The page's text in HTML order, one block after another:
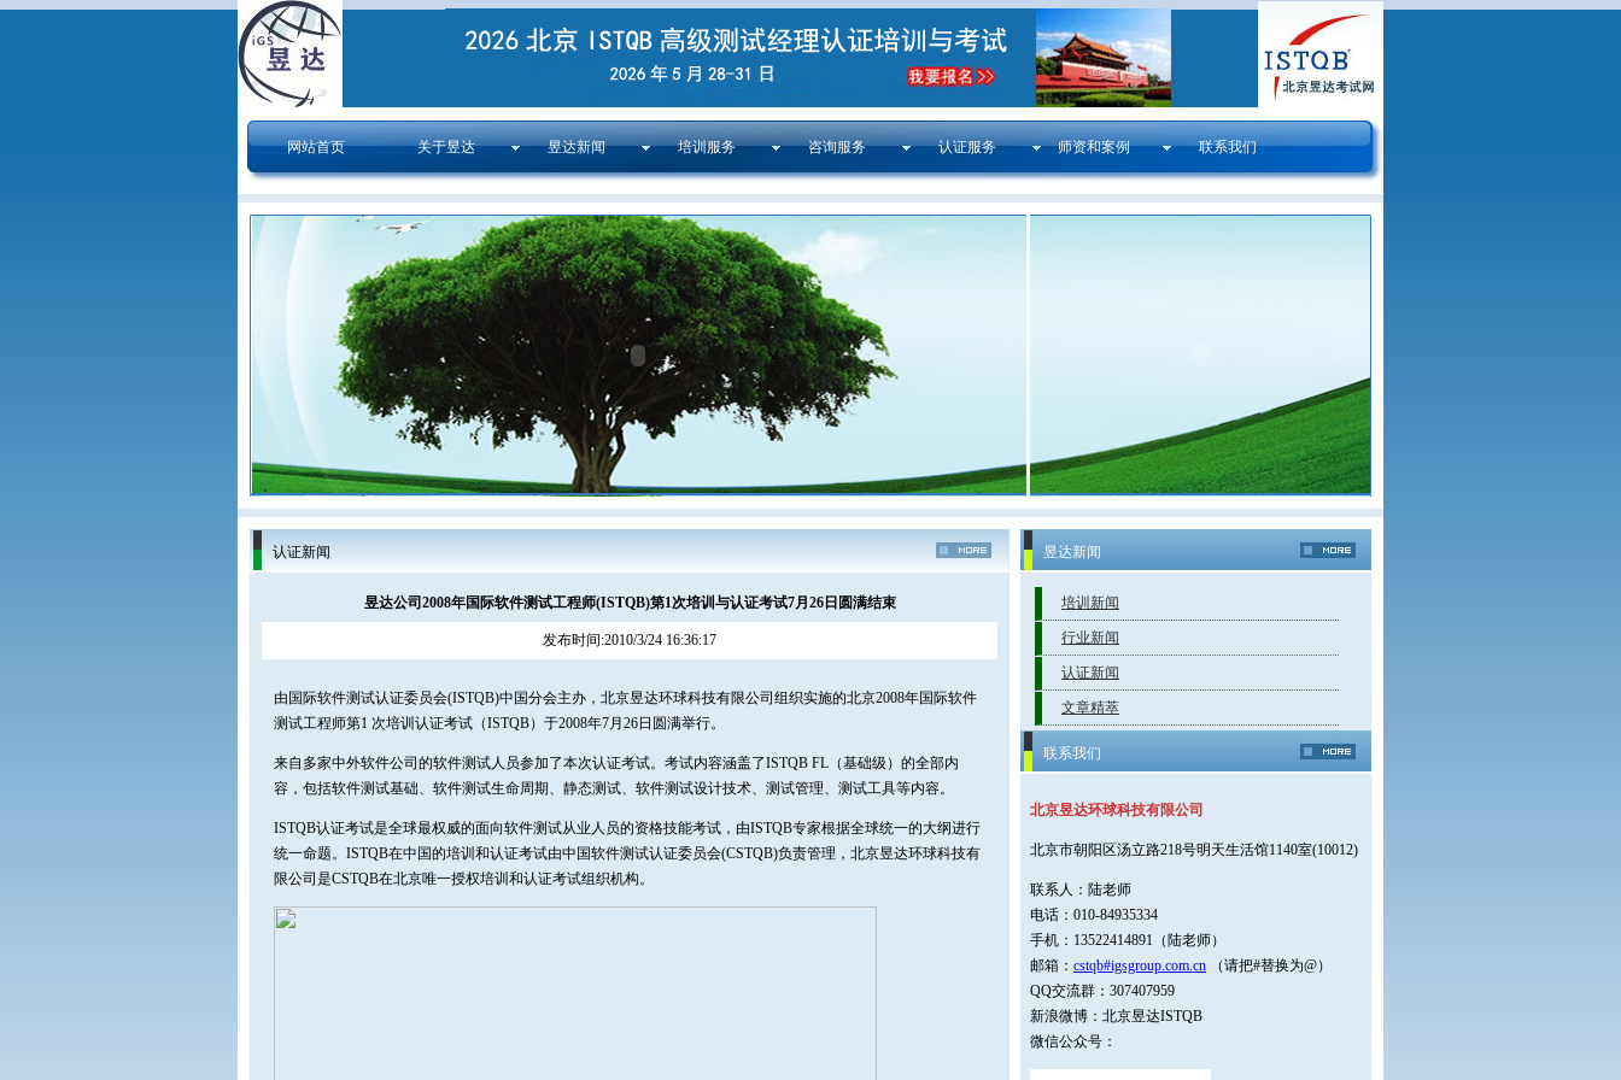
网站首页 关于昱达 昱达新闻 培训服务 咨询服务 认证服务 师资和案例 联系我们
认证新闻
昱达公司2008年国际软件测试工程师(ISTQB)第1次培训与认证考试7月26日圆满结束
发布时间:2010/3/24 16:36:17
由国际软件测试认证委员会(ISTQB)中国分会主办，北京昱达环球科技有限公司组织实施的北京2008年国际软件
测试工程师第1 次培训认证考试（ISTQB）于2008年7月26日圆满举行。
来自多家中外软件公司的软件测试人员参加了本次认证考试。考试内容涵盖了ISTQB FL（基础级）的全部内
容，包括软件测试基础、软件测试生命周期、静态测试、软件测试设计技术、测试管理、测试工具等内容。
ISTQB认证考试是全球最权威的面向软件测试从业人员的资格技能考试，由ISTQB专家根据全球统一的大纲进行
统一命题。ISTQB在中国的培训和认证考试由中国软件测试认证委员会(CSTQB)负责管理，北京昱达环球科技有
限公司是CSTQB在北京唯一授权培训和认证考试组织机构。
昱达新闻
培训新闻
行业新闻
认证新闻
文章精萃
联系我们
北京昱达环球科技有限公司
北京市朝阳区汤立路218号明天生活馆1140室(10012)
联系人：陆老师
电话：010-84935334
手机：13522414891（陆老师）
邮箱： cstqb#igsgroup.com.cn （请把#替换为@）
QQ交流群：307407959
新浪微博：北京昱达ISTQB
微信公众号：